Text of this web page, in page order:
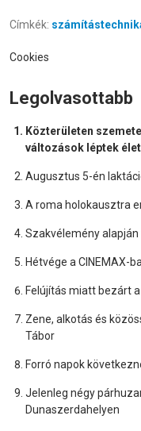
Címkék:
Cookies
Legolvasottabb
Közterületen
változások léptek
Augusztus 5-én
A roma holokausztra
Szakvélemény
Hétvége a CINEMAX-
Felújítás miatt bezárt
Zene, alkotás és
Tábor
Forró napok
Jelenleg négy
Dunaszerdahelyen